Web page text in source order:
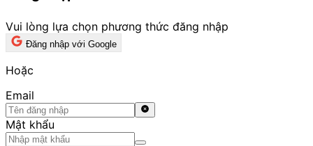
Vui lòng lựa chọn phương thức đăng nhập
Đăng nhập với Google
Hoặc
Email
Mật khẩu